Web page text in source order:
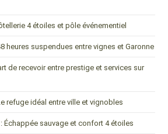
4 étoiles et pôle événementiel
heures suspendues entre vignes et Garonne
de recevoir entre prestige et services sur
refuge idéal entre ville et vignobles
Échappée sauvage et confort 4 étoiles